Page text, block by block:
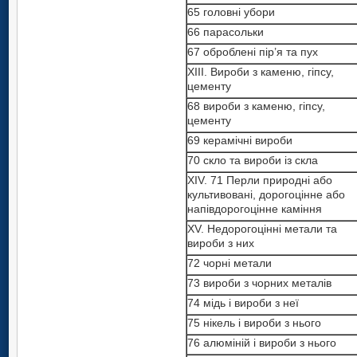
65 головні убори
66 парасольки
67 оброблені пір’я та пух
ХIII. Вироби з каменю, гіпсу,
цементу
68 вироби з каменю, гіпсу,
цементу
69 керамічні вироби
70 скло та вироби із скла
XIV. 71 Перли природні або
культивовані, дорогоцінне або
напівдорогоцінне каміння
XV. Недорогоцінні метали та
вироби з них
72 чорні метали
73 вироби з чорних металів
74 мідь i вироби з неї
75 нікель i вироби з нього
76 алюміній і вироби з нього
64 взуття
65 головні убори
66 парасольки
67 оброблені пір’я та пух
ХIII. Вироби з каменю, гіпсу,
цементу
68 вироби з каменю, гіпсу,
цементу
69 керамічні вироби
70 скло та вироби із скла
XIV. 71 Перли природні або
культивовані, дорогоцінне або
напівдорогоцінне каміння
XV. Недорогоцінні метали та
вироби з них
72 чорні метали
73 вироби з чорних металів
74 мідь i вироби з неї
75 нікель i вироби з нього
парасольки
64 взуття
65 головні убори
66 парасольки
67 оброблені пір’я та пух
ХIII. Вироби з каменю, гіпсу,
цементу
68 вироби з каменю, гіпсу,
цементу
69 керамічні вироби
70 скло та вироби із скла
XIV. 71 Перли природні або
культивовані, дорогоцінне або
напівдорогоцінне каміння
XV. Недорогоцінні метали та
вироби з них
72 чорні метали
73 вироби з чорних металів
74 мідь i вироби з неї